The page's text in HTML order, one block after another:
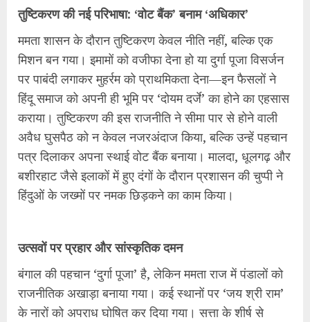
तुष्टिकरण की नई परिभाषा: ‘वोट बैंक’ बनाम ‘अधिकार’
ममता शासन के दौरान तुष्टिकरण केवल नीति नहीं, बल्कि एक
मिशन बन गया। इमामों को वजीफा देना हो या दुर्गा पूजा विसर्जन
पर पाबंदी लगाकर मुहर्रम को प्राथमिकता देना—इन फैसलों ने
हिंदू समाज को अपनी ही भूमि पर ‘दोयम दर्जे’ का होने का एहसास
कराया। तुष्टिकरण की इस राजनीति ने सीमा पार से होने वाली
अवैध घुसपैठ को न केवल नजरअंदाज किया, बल्कि उन्हें पहचान
पत्र दिलाकर अपना स्थाई वोट बैंक बनाया। मालदा, धूलगढ़ और
बशीरहाट जैसे इलाकों में हुए दंगों के दौरान प्रशासन की चुप्पी ने
हिंदुओं के जख्मों पर नमक छिड़कने का काम किया।
उत्सवों पर प्रहार और सांस्कृतिक दमन
बंगाल की पहचान ‘दुर्गा पूजा’ है, लेकिन ममता राज में पंडालों को
राजनीतिक अखाड़ा बनाया गया। कई स्थानों पर ‘जय श्री राम’
के नारों को अपराध घोषित कर दिया गया। सत्ता के शीर्ष से